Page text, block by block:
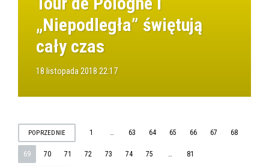
„Niepodległa” świętują
cały czas
18 listopada 2018 22:17
STRONICOWANIE
POPRZEDNIE 1 … 63 64 65 66 67 68
69 70 71 72 73 74 75 … 81